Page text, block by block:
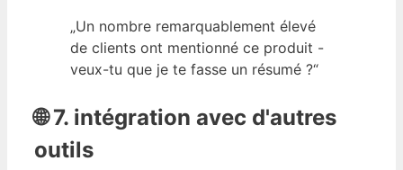
„Un nombre remarquablement élevé
de clients ont mentionné ce produit -
veux-tu que je te fasse un résumé ?“
🌐 7. intégration avec d'autres
outils